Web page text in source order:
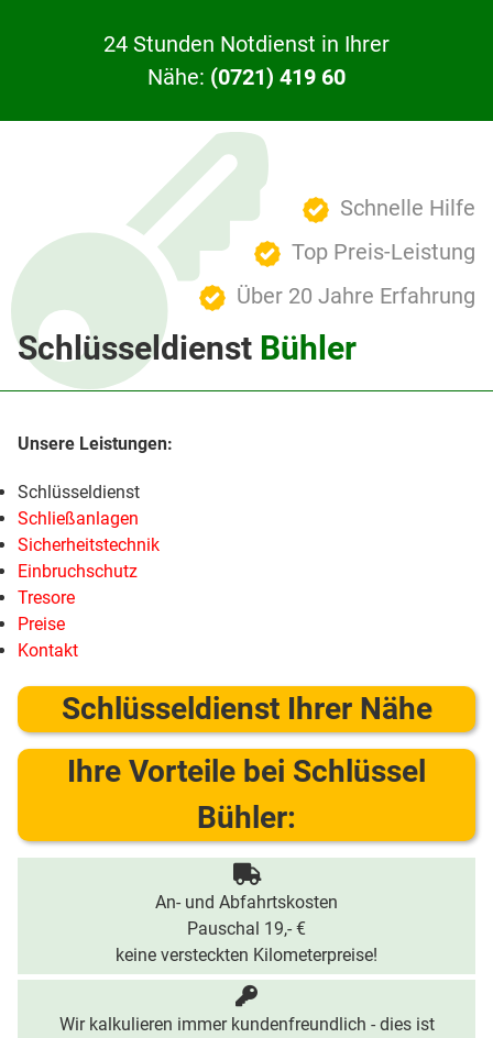
24 Stunden Notdienst in Ihrer
Nähe: (0721) 419 60
Schnelle Hilfe
Top Preis-Leistung
Über 20 Jahre Erfahrung
Schlüsseldienst Bühler
Schlüsseldienst
Schließanlagen
Sicherheitstechnik
Einbruchschutz
Tresore
Preise
Kontakt
Schlüsseldienst Ihrer Nähe
Ihre Vorteile bei Schlüssel
Bühler:
An- und Abfahrtskosten
Pauschal 19,- €
keine versteckten Kilometerpreise!
Wir kalkulieren immer kundenfreundlich - dies ist